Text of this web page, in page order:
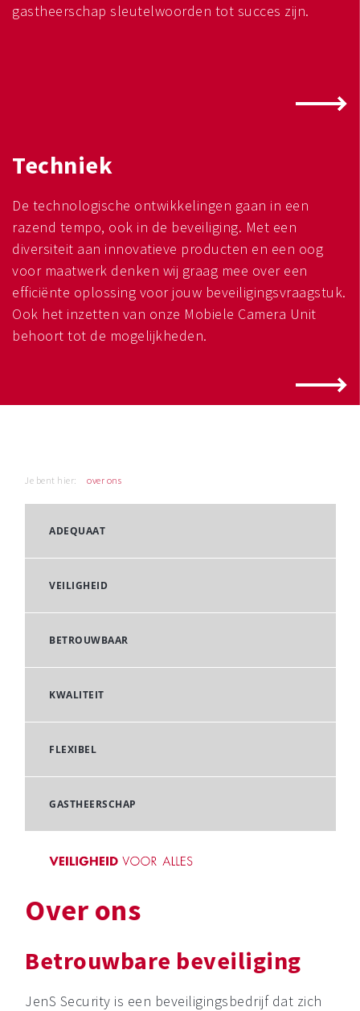
gastheerschap sleutelwoorden tot succes zijn.
Techniek
De technologische ontwikkelingen gaan in een
razend tempo, ook in de beveiliging. Met een
diversiteit aan innovatieve producten en een oog
voor maatwerk denken wij graag mee over een
efficiënte oplossing voor jouw beveiligingsvraagstuk.
Ook het inzetten van onze Mobiele Camera Unit
behoort tot de mogelijkheden.
Je bent hier: over ons
ADEQUAAT
VEILIGHEID
BETROUWBAAR
KWALITEIT
FLEXIBEL
GASTHEERSCHAP
Over ons
Betrouwbare beveiliging
JenS Security is een beveiligingsbedrijf dat zich